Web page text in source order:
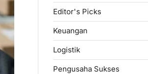
Editor's Picks
Keuangan
Logistik
Pengusaha Sukses